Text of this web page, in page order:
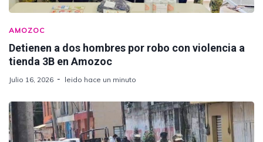
AMOZOC
Detienen a dos hombres por robo con violencia a
tienda 3B en Amozoc
Julio 16, 2026 leido hace un minuto